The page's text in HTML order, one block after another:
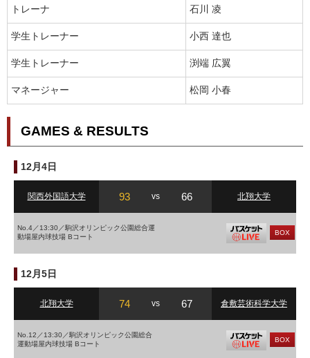
トレーナ 石川 凌
学生トレーナー 小西 達也
学生トレーナー 渕端 広翼
マネージャー 松岡 小春
GAMES & RESULTS
12月4日
関西外国語大学 93 vs 66 北翔大学
No.4／13:30／駒沢オリンピック公園総合運
動場屋内球技場 Bコート
BOX
12月5日
北翔大学 74 vs 67 倉敷芸術科学大学
No.12／13:30／駒沢オリンピック公園総合
運動場屋内球技場 Bコート
BOX